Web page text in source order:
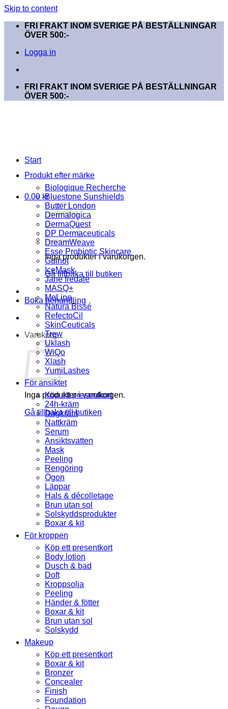
Skip to content
FRI FRAKT INOM SVERIGE PÅ BESTÄLLNINGAR
ÖVER 500:-
Logga in
FRI FRAKT INOM SVERIGE PÅ BESTÄLLNINGAR
ÖVER 500:-
0.00 kr
Inga produkter i varukorgen.
Gå tillbaka till butiken
Boka behandling
Varukorg
Inga produkter i varukorgen.
Gå tillbaka till butiken
Start
Produkt efter märke
Biologique Recherche
Bluestone Sunshields
Butter London
Dermalogica
DermaQuest
DP Dermaceuticals
DreamWeave
Esse Probiotic Skincare
Guinot
IceMask
Jane Iredale
MASQ+
MeLine
Natura Bissé
RefectoCil
SkinCeuticals
Trew
Uklash
WiQo
Xlash
YumiLashes
För ansiktet
Köp ett presentkort
24h-kräm
Dagkräm
Nattkräm
Serum
Ansiktsvatten
Mask
Peeling
Rengöring
Ögon
Läppar
Hals & décolletage
Brun utan sol
Solskyddsprodukter
Boxar & kit
För kroppen
Köp ett presentkort
Body lotion
Dusch & bad
Doft
Kroppsolja
Peeling
Händer & fötter
Boxar & kit
Brun utan sol
Solskydd
Makeup
Köp ett presentkort
Boxar & kit
Bronzer
Concealer
Finish
Foundation